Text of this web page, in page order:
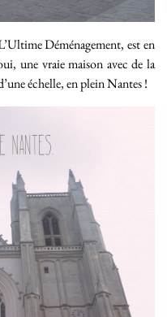
Déménagement, est en
une vraie maison avec de la
échelle, en plein Nantes !